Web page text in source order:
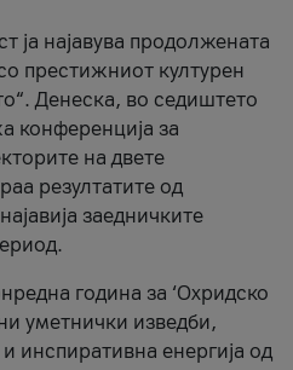
ја најавува продолжената
престижниот културен
Денеска, во седиштето
конференција за
на двете
резултатите од
заедничките
година за ‘Охридско
уметнички изведби,
инспиративна енергија од